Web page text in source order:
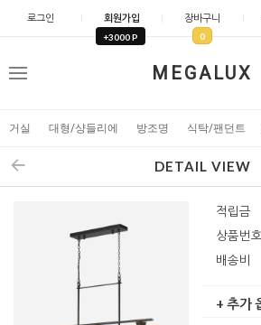
로그인 회원가입
+3000 P
장바구니
0
MEGALUX
메
거실 대형/샹들리에 방조명 식탁/팬던트
DETAIL VIEW
적립금
상품번호
배송비
+ 추가